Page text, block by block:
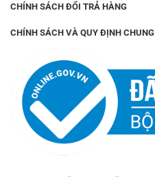
CHÍNH SÁCH ĐỔI TRẢ HÀNG
CHÍNH SÁCH VÀ QUY ĐỊNH CHUNG